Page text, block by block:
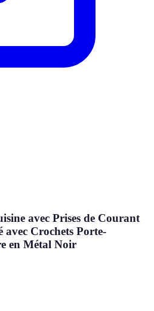
avec Prises de Courant
Crochets Porte-
en Métal Noir